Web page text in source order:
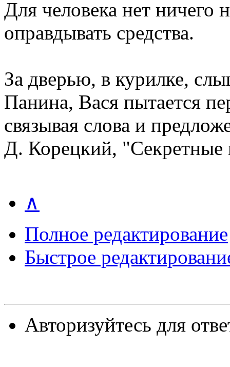
Для человека нет ничего
оправдывать средства.
За дверью, в курилке,
Панина, Вася пытается
связывая слова и
Д. Корецкий, "Секретные
∧
Полное редактирование
Быстрое
Авторизуйтесь для